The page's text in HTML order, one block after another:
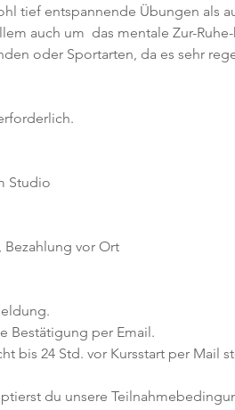
tief entspannende Übungen als
auch um  das mentale Zur-
oder Sportarten, da es sehr
Studio
Bezahlung vor Ort
Bestätigung per Email.
bis 24 Std. vor Kursstart per Mail
du unsere